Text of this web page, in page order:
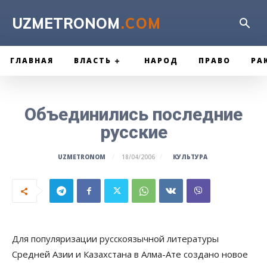
UZMETRONOM.COM
ГЛАВНАЯ ВЛАСТЬ НАРОД ПРАВО
Объединились последние
русские
UZMETRONOM 18/04/2006 КУЛЬТУРА
Для популяризации русскоязычной литературы
Средней Азии и Казахстана в Алма-Ате создано новое